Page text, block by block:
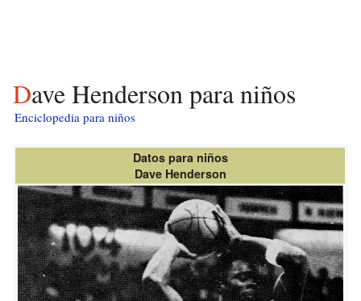
Dave Henderson para niños
Enciclopedia para niños
Datos para niños
Dave Henderson